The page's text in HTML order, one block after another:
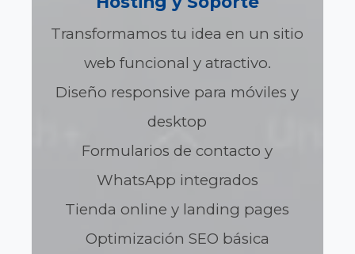
Transformamos tu idea en un sitio
web funcional y atractivo.
Diseño responsive para móviles y
desktop
Formularios de contacto y
WhatsApp integrados
Tienda online y landing pages
Optimización SEO básica